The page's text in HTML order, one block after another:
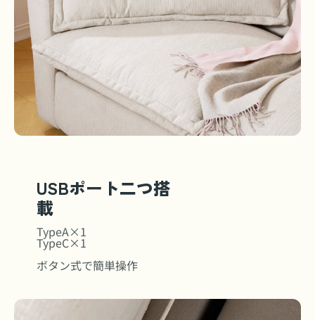
USBポート二つ搭
載
TypeA×1
TypeC×1
ボタン式で簡単操作